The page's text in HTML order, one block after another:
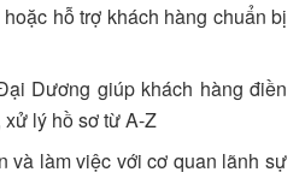
hỗ trợ khách hàng chuẩn bị
Dương giúp khách hàng điền
lý hồ sơ từ A-Z
và làm việc với cơ quan lãnh sự